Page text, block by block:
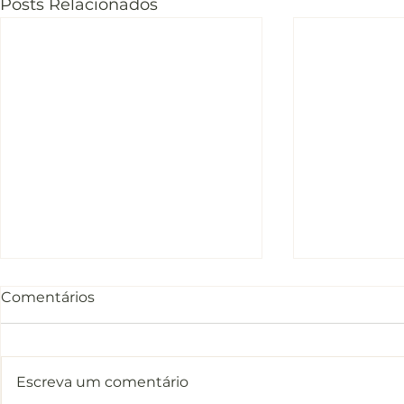
Posts Relacionados
Comentários
Escreva um comentário